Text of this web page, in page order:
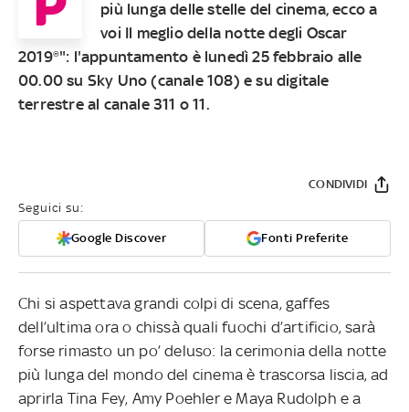
più lunga delle stelle del cinema, ecco a
voi Il meglio della notte degli Oscar
2019®": l'appuntamento è lunedì 25 febbraio alle
00.00 su Sky Uno (canale 108) e su digitale
terrestre al canale 311 o 11.
Seguici su:
Google Discover Fonti Preferite
CONDIVIDI
Chi si aspettava grandi colpi di scena, gaffes
dell’ultima ora o chissà quali fuochi d’artificio, sarà
forse rimasto un po’ deluso: la cerimonia della notte
più lunga del mondo del cinema è trascorsa liscia, ad
aprirla Tina Fey, Amy Poehler e Maya Rudolph e a